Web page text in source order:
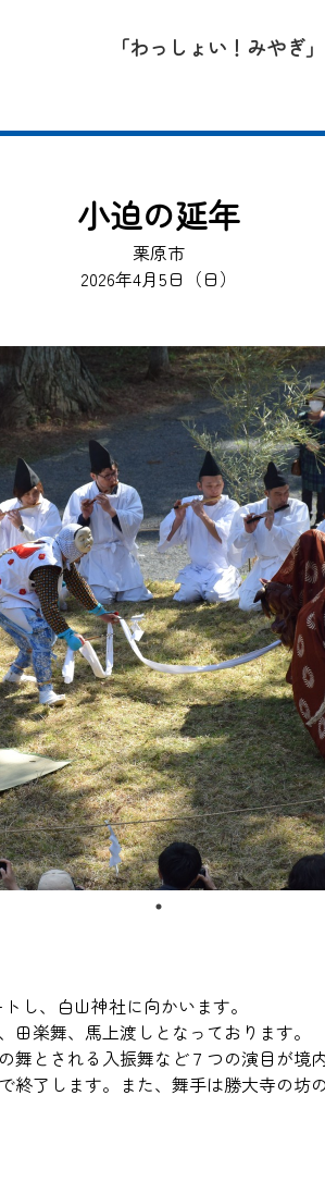
「わっしょい！みやぎ
小迫の延年
栗原市
2026年4月5日（日）
し、白山神社に向かいます。
楽舞、馬上渡しとなっております。
舞とされる入振舞など７つの演目が境
了します。また、舞手は勝大寺の坊